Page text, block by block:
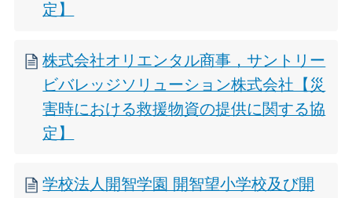
定】
株式会社オリエンタル商事，サントリー
ビバレッジソリューション株式会社【災
害時における救援物資の提供に関する協
定】
学校法人開智学園 開智望小学校及び開